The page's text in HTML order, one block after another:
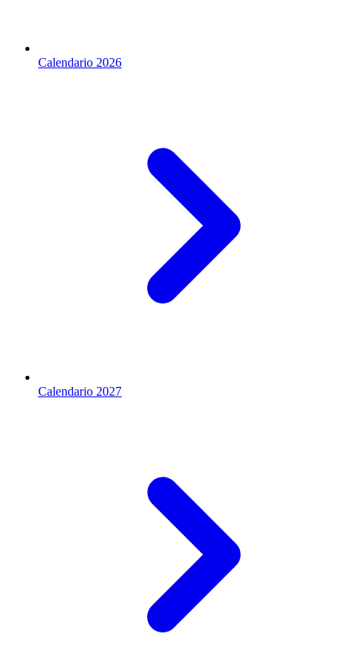
Calendario 2026
Calendario 2027